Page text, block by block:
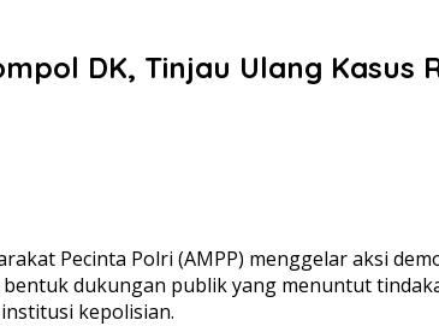
DK, Tinjau Ulang Kasus
Pecinta Polri (AMPP) menggelar aksi
dukungan publik yang menuntut
kepolisian.